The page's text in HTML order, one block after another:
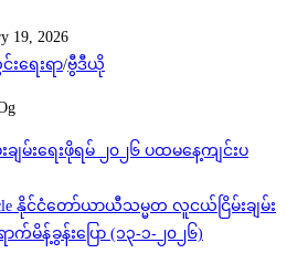
19, 2026
းရေးရာ/ဗွီဒီယို
ျမ်းရေးဖိုရမ် ၂၀၂၆ ပထမနေ့ကျင်းပ